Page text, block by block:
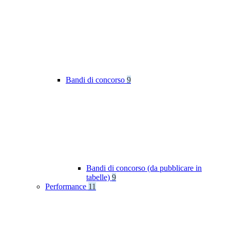
Bandi di concorso 9
Bandi di concorso (da pubblicare in
tabelle) 9
Performance 11